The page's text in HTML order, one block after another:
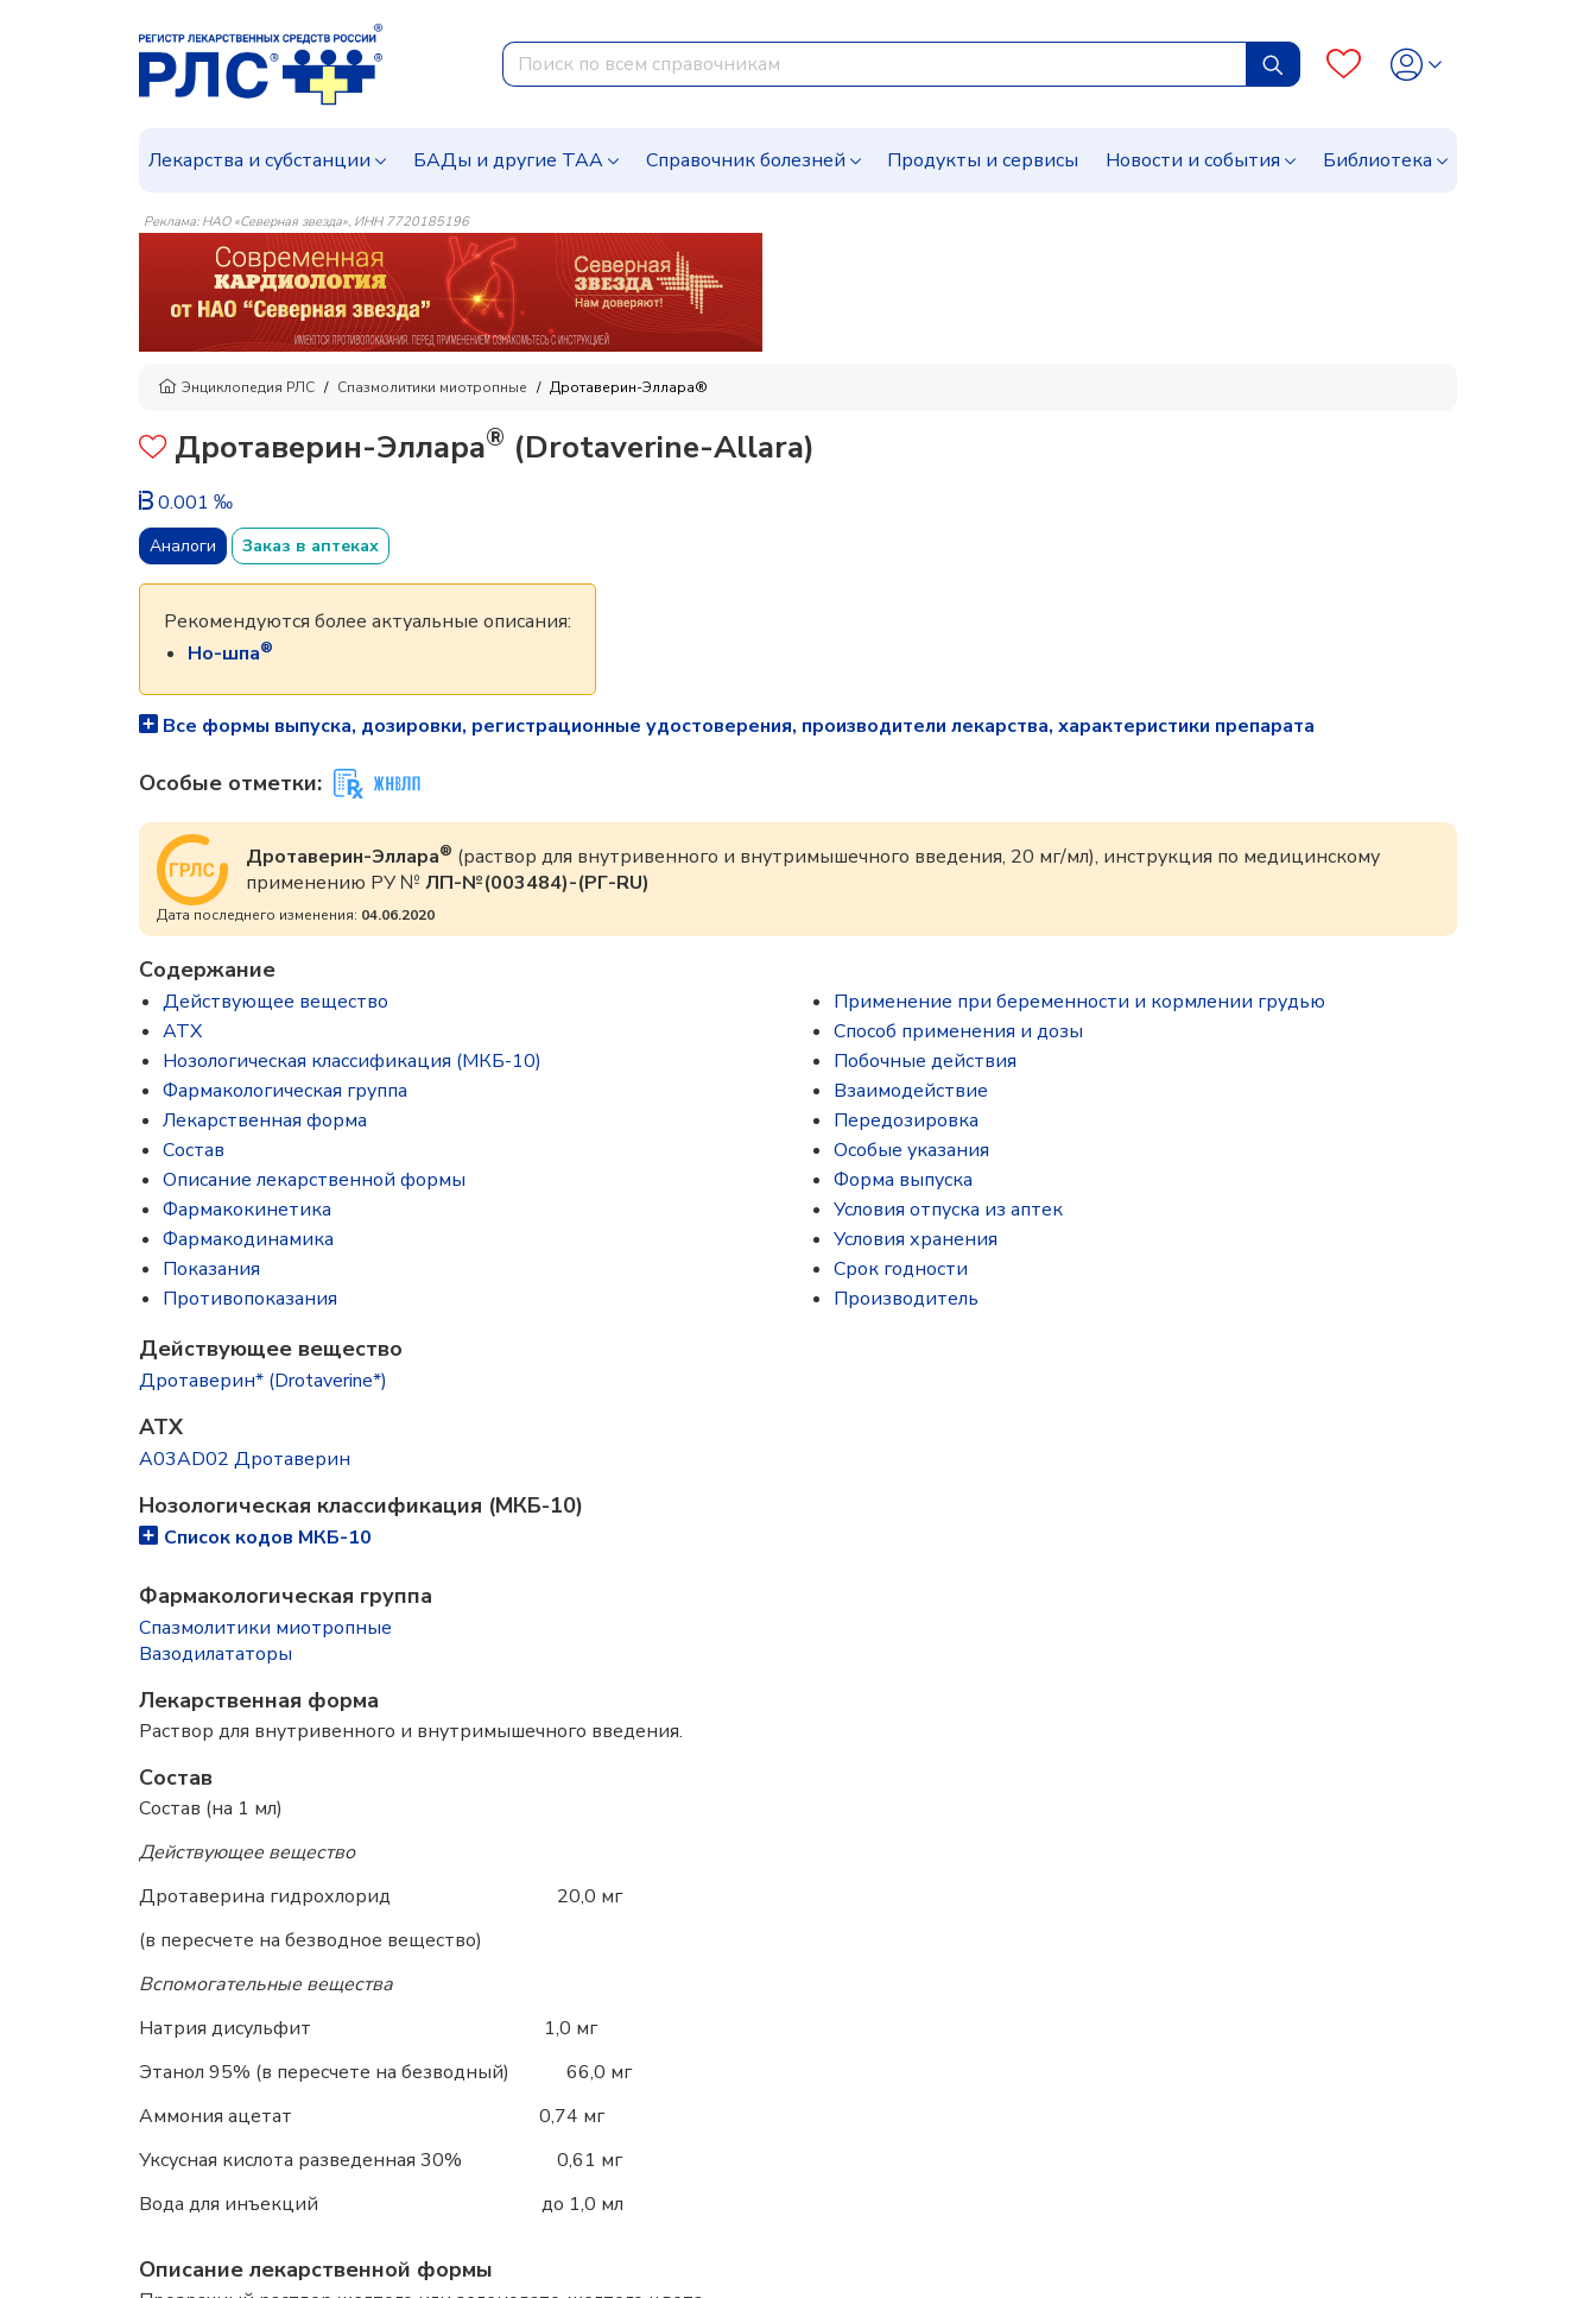
Лекарства и субстанции БАДы и другие ТАА Справочник болезней Продукты и сервисы Новости и события Библиотека
Реклама: НАО «Северная звезда», ИНН 7720185196
Энциклопедия РЛС Спазмолитики миотропные Дротаверин-Эллара®
Дротаверин-Эллара® (Drotaverine-Allara)
0.001 ‰
Аналоги Заказ в аптеках
Рекомендуются более актуальные описания:
Но-шпа®
Все формы выпуска, дозировки, регистрационные удостоверения, производители лекарства, характеристики препарата
Особые отметки:
Дротаверин-Эллара® (раствор для внутривенного и внутримышечного введения, 20 мг/мл), инструкция по медицинскому
применению РУ № ЛП-№(003484)-(РГ-RU)
Дата последнего изменения: 04.06.2020
Содержание
Действующее вещество
ATX
Нозологическая классификация (МКБ-10)
Фармакологическая группа
Лекарственная форма
Состав
Описание лекарственной формы
Фармакокинетика
Фармакодинамика
Показания
Противопоказания
Применение при беременности и кормлении грудью
Способ применения и дозы
Побочные действия
Взаимодействие
Передозировка
Особые указания
Форма выпуска
Условия отпуска из аптек
Условия хранения
Срок годности
Производитель
Действующее вещество
Дротаверин* (Drotaverine*)
ATX
A03AD02 Дротаверин
Нозологическая классификация (МКБ-10)
Список кодов МКБ-10
Фармакологическая группа
Спазмолитики миотропные
Вазодилататоры
Лекарственная форма
Раствор для внутривенного и внутримышечного введения.
Состав
Состав (на 1 мл)
Действующее вещество
Дротаверина гидрохлорид 20,0 мг
(в пересчете на безводное вещество)
Вспомогательные вещества
Натрия дисульфит 1,0 мг
Этанол 95% (в пересчете на безводный) 66,0 мг
Аммония ацетат 0,74 мг
Уксусная кислота разведенная 30% 0,61 мг
Вода для инъекций до 1,0 мл
Описание лекарственной формы